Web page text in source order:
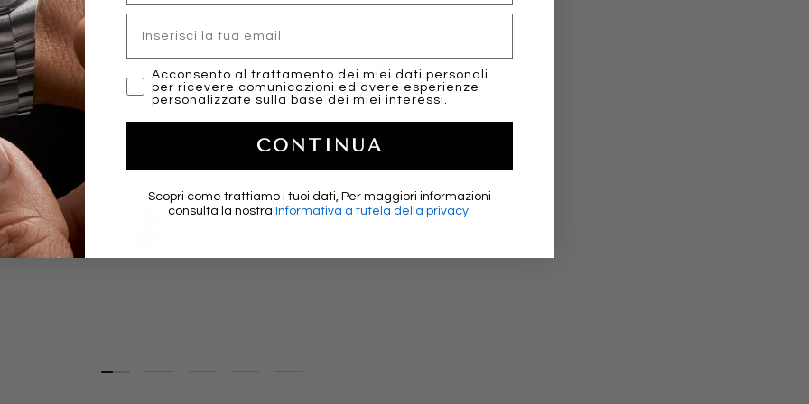
professional and fast in shipping. More than positive
experience. Highly recommended!
Jacopo T.
Email
marketing
Acconsento al trattamento dei miei dati personali
per ricevere comunicazioni ed avere esperienze
personalizzate sulla base dei miei interessi.
CONTINUA
Scopri come trattiamo i tuoi dati, Per maggiori informazioni
consulta la nostra Informativa a tutela della privacy.